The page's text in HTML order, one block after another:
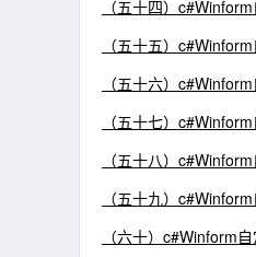
（五十四）
（五十五）
（五十六）
（五十七）
（五十八）
（五十九）
（六十）c#Winform